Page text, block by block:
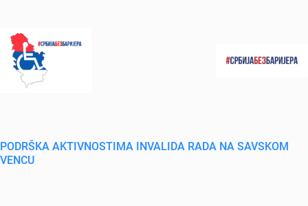
PODRŠKA AKTIVNOSTIMA INVALIDA RADA NA SAVSKOM
VENCU